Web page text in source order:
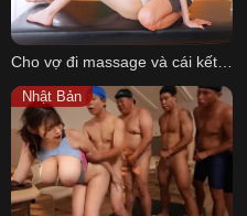
Nhật Bản